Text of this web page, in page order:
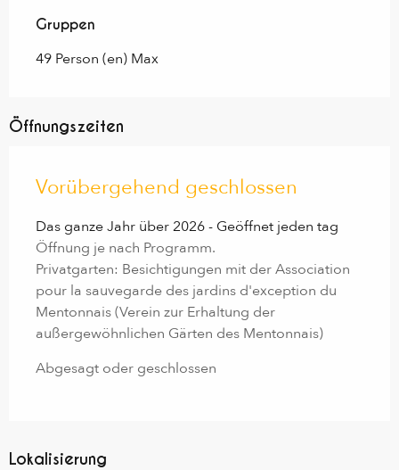
Gruppen
Gruppen
49 Person (en) Max
Öffnungszeiten
Vorübergehend geschlossen
Das ganze Jahr über 2026 - Geöffnet jeden tag
Öffnung je nach Programm.
Privatgarten: Besichtigungen mit der Association
pour la sauvegarde des jardins d'exception du
Mentonnais (Verein zur Erhaltung der
außergewöhnlichen Gärten des Mentonnais)
Abgesagt oder geschlossen
Lokalisierung